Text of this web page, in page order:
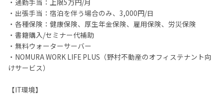
・出張手当：宿泊を伴う場合のみ、3,000円/日
・各種保険：健康保険、厚生年金保険、雇用保険、労災保険
・書籍購入/セミナー代補助
・無料ウォーターサーバー
・NOMURA WORK LIFE PLUS（野村不動産のオフィステナント向
けサービス）
【IT環境】